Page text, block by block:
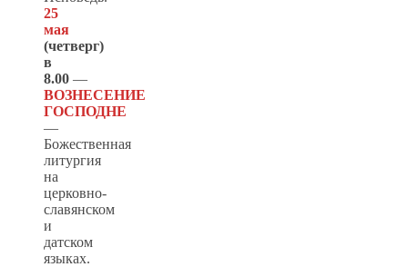
25
мая
(четверг)
в
8.00 —
ВОЗНЕСЕНИЕ
ГОСПОДНЕ
—
Божественная
литургия
на
церковно-
славянском
и
датском
языках.